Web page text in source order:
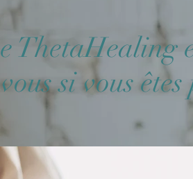
ThetaHealing
vous si vous